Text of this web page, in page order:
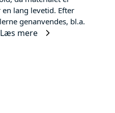
lang levetid. Efter
genanvendes, bl.a.
Læs mere